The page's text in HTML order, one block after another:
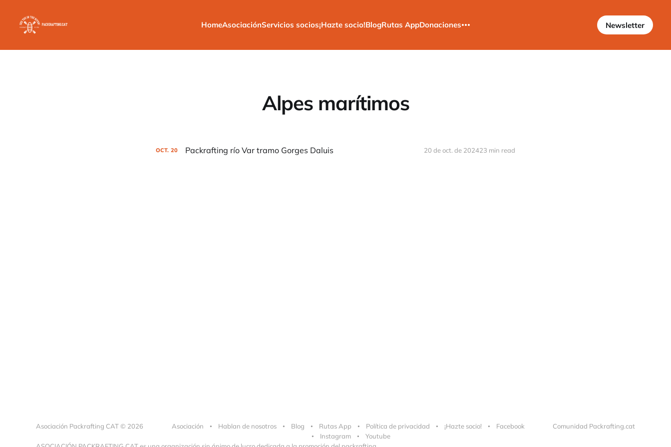
HomeAsociaciónServicios socios¡Hazte socio!BlogRutas AppDonaciones Newsletter
Alpes marítimos
OCT. 20 Packrafting río Var tramo Gorges Daluis 20 de oct. de 202423 min read
Asociación Packrafting CAT © 2026 Asociación Hablan de nosotros Blog Rutas App Política de privacidad ¡Hazte socio!
Facebook
Instagram
Youtube
Comunidad Packrafting.cat